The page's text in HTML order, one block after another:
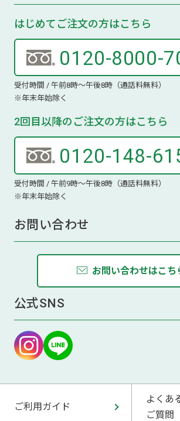
はじめてご注文の方はこちら
0120-8000-
受付時間 / 午前8時～午後8時（通話料無料）
※年末年始除く
2回目以降のご注文の方はこちら
0120-148-
受付時間 / 午前9時～午後8時（通話料無料）
※年末年始除く
お問い合わせ
お問い合わせはこち
公式SNS
ご利用ガイド
よくあ
ご質問